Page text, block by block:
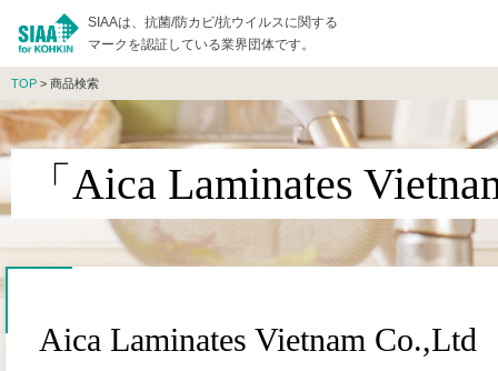
SIAAは、抗菌/防カビ/抗ウイルスに関する
マークを認証している業界団体です。
TOP > 商品検索
「Aica Laminates
Aica Laminates Vietnam Co.,Ltd